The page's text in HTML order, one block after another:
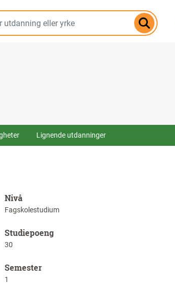
hovedinnhold
Lignende utdanninger
Nivå
Fagskolestudium
Studiepoeng
30
Semester
1